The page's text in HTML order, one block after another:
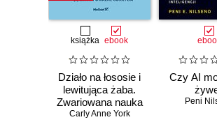
książka ebook
Działo na łososie i
lewitująca żaba.
Zwariowana nauka
i jej całkiem
Carly Anne York
Czy AI
Peni